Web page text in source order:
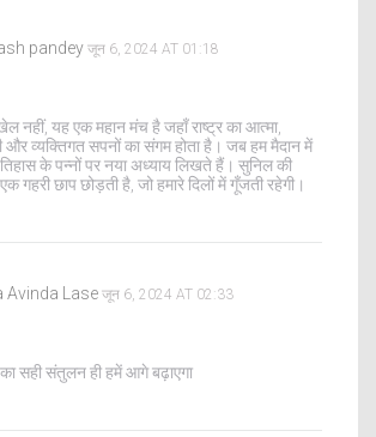
pandey जून 6, 2024 AT 01:18
नहीं, यह एक महान मंच है जहाँ राष्ट्र का आत्मा,
और व्यक्तिगत सपनों का संगम होता है। जब हम मैदान में
के पन्नों पर नया अध्याय लिखते हैं। सुनिल की
गहरी छाप छोड़ती है, जो हमारे दिलों में गूँजती रहेगी।
Avinda Lase जून 6, 2024 AT 02:33
सही संतुलन ही हमें आगे बढ़ाएगा